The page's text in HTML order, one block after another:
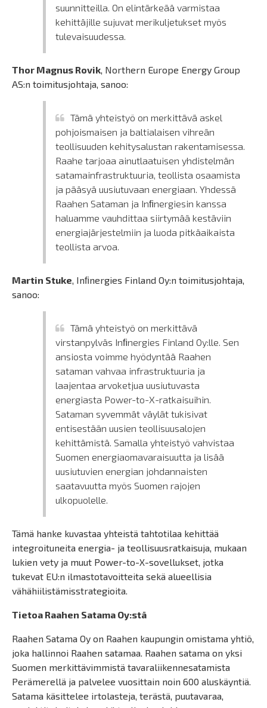
suunnitteilla. On elintärkeää varmistaa
kehittäjille sujuvat merikuljetukset myös
tulevaisuudessa.
Thor Magnus Rovik, Northern Europe Energy Group
AS:n toimitusjohtaja, sanoo:
Tämä yhteistyö on merkittävä askel
pohjoismaisen ja baltialaisen vihreän
teollisuuden kehitysalustan rakentamisessa.
Raahe tarjoaa ainutlaatuisen yhdistelmän
satamainfrastruktuuria, teollista osaamista
ja pääsyä uusiutuvaan energiaan. Yhdessä
Raahen Sataman ja Inﬁnergiesin kanssa
haluamme vauhdittaa siirtymää kestäviin
energiajärjestelmiin ja luoda pitkäaikaista
teollista arvoa.
Martin Stuke, Inﬁnergies Finland Oy:n toimitusjohtaja,
sanoo:
Tämä yhteistyö on merkittävä
virstanpylväs Inﬁnergies Finland Oy:lle. Sen
ansiosta voimme hyödyntää Raahen
sataman vahvaa infrastruktuuria ja
laajentaa arvoketjua uusiutuvasta
energiasta Power-to-X-ratkaisuihin.
Sataman syvemmät väylät tukisivat
entisestään uusien teollisuusalojen
kehittämistä. Samalla yhteistyö vahvistaa
Suomen energiaomavaraisuutta ja lisää
uusiutuvien energian johdannaisten
saatavuutta myös Suomen rajojen
ulkopuolelle.
Tämä hanke kuvastaa yhteistä tahtotilaa kehittää
integroituneita energia- ja teollisuusratkaisuja, mukaan
lukien vety ja muut Power-to-X-sovellukset, jotka
tukevat EU:n ilmastotavoitteita sekä alueellisia
vähähiilistämisstrategioita.
Tietoa Raahen Satama Oy:stä
Raahen Satama Oy on Raahen kaupungin omistama yhtiö,
joka hallinnoi Raahen satamaa. Raahen satama on yksi
Suomen merkittävimmistä tavaraliikennesatamista
Perämerellä ja palvelee vuosittain noin 600 aluskäyntiä.
Satama käsittelee irtolasteja, terästä, puutavaraa,